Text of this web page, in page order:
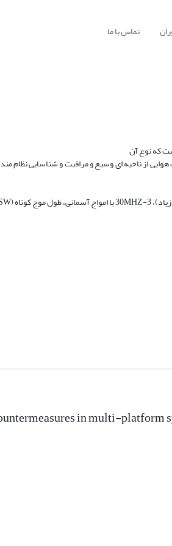
تماس با ما
از ناحیه ای وسیع و مراقبت و شناسایی نظام
in multi-platform